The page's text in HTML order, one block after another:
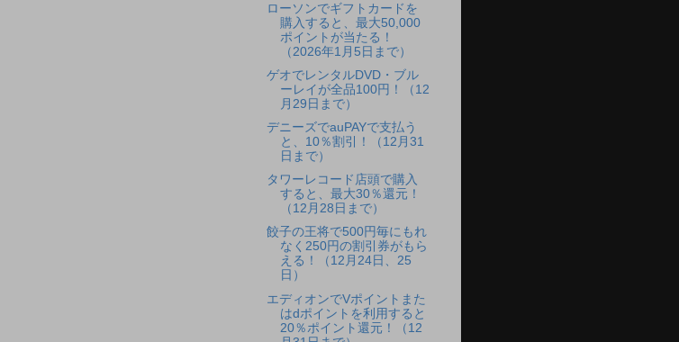
ローソンでギフトカードを
購入すると、最大50,000
ポイントが当たる！
（2026年1月5日まで）
ゲオでレンタルDVD・ブル
ーレイが全品100円！（12
月29日まで）
デニーズでauPAYで支払う
と、10％割引！（12月31
日まで）
タワーレコード店頭で購入
すると、最大30％還元！
（12月28日まで）
餃子の王将で500円毎にもれ
なく250円の割引券がもら
える！（12月24日、25
日）
エディオンでVポイントまた
はdポイントを利用すると
20％ポイント還元！（12